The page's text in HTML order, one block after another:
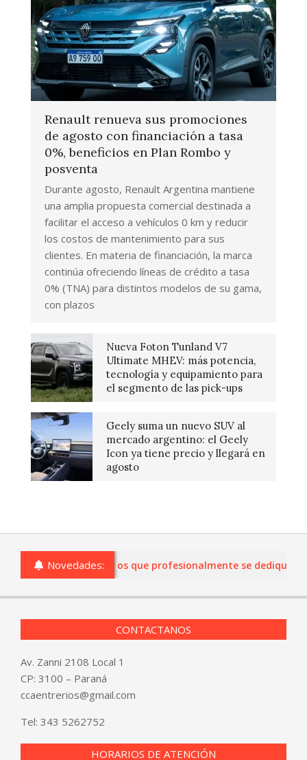
Renault renueva sus promociones
de agosto con financiación a tasa
0%, beneficios en Plan Rombo y
posventa
Durante agosto, Renault Argentina mantiene
una amplia propuesta comercial destinada a
facilitar el acceso a vehículos 0 km y reducir
los costos de mantenimiento para sus
clientes. En materia de financiación, la marca
continúa ofreciendo líneas de crédito a tasa
0% (TNA) para distintos modelos de su gama,
con plazos
Nueva Foton Tunland V7
Ultimate MHEV: más potencia,
tecnología y equipamiento para
el segmento de las pick-ups
Geely suma un nuevo SUV al
mercado argentino: el Geely
Icon ya tiene precio y llegará en
agosto
Novedades:
comercios de Entre Ríos que profesionalmente se dediquen
CONTACTANOS
Av. Zanni 2108 Local 1
CP: 3100 – Paraná
ccaentrerios@gmail.com
Tel: 343 5262752
HORARIOS DE ATENCIÓN